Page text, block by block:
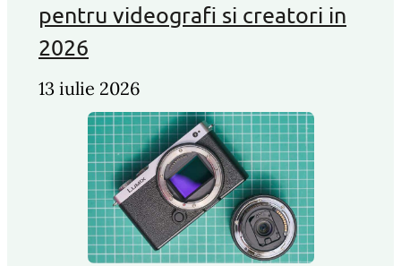
pentru videografi si creatori in
2026
13 iulie 2026